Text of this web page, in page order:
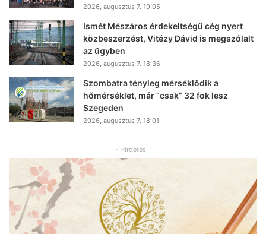
2026, augusztus 7. 19:05
Ismét Mészáros érdekeltségű cég nyert
közbeszerzést, Vitézy Dávid is megszólalt
az ügyben
2026, augusztus 7. 18:36
Szombatra tényleg mérséklődik a
hőmérséklet, már “csak” 32 fok lesz
Szegeden
2026, augusztus 7. 18:01
- Hirdetés -